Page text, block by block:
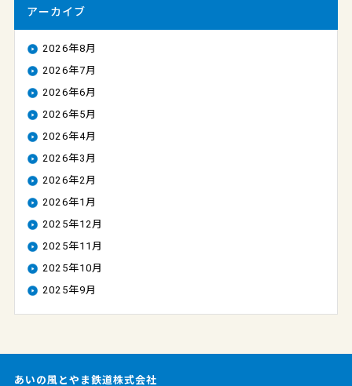
アーカイブ
2026年8月
2026年7月
2026年6月
2026年5月
2026年4月
2026年3月
2026年2月
2026年1月
2025年12月
2025年11月
2025年10月
2025年9月
あいの風とやま鉄道株式会社